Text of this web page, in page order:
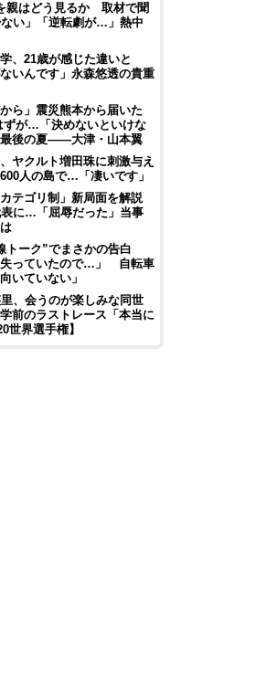
親はどう見るか 取材で聞
い」「逆転劇が…」熱中
、21歳が感じた違いと
いんです」永森悠透の貴重
ら」震災熊本から届いた
が…「決めないといけな
後の夏――大津・山本翼
ヤクルト増田珠に刺激与え
人の島で…「凄いです」
テゴリ制」新局面を解説
に…「屈辱だった」当事
トーク”でまさかの告白
失っていたので…」 自転車
いていない」
、会うのが楽しみな同世
前のラストレース「本当に
世界選手権】